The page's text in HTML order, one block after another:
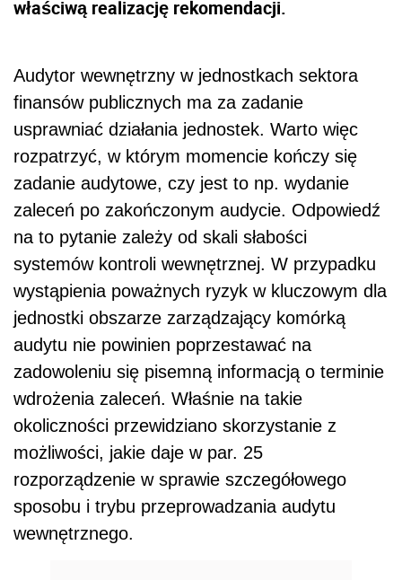
właściwą realizację rekomendacji.
Audytor wewnętrzny w jednostkach sektora
finansów publicznych ma za zadanie
usprawniać działania jednostek. Warto więc
rozpatrzyć, w którym momencie kończy się
zadanie audytowe, czy jest to np. wydanie
zaleceń po zakończonym audycie. Odpowiedź
na to pytanie zależy od skali słabości
systemów kontroli wewnętrznej. W przypadku
wystąpienia poważnych ryzyk w kluczowym dla
jednostki obszarze zarządzający komórką
audytu nie powinien poprzestawać na
zadowoleniu się pisemną informacją o terminie
wdrożenia zaleceń. Właśnie na takie
okoliczności przewidziano skorzystanie z
możliwości, jakie daje w par. 25
rozporządzenie w sprawie szczegółowego
sposobu i trybu przeprowadzania audytu
wewnętrznego.